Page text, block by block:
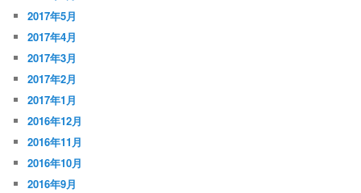
2017年5月
2017年4月
2017年3月
2017年2月
2017年1月
2016年12月
2016年11月
2016年10月
2016年9月